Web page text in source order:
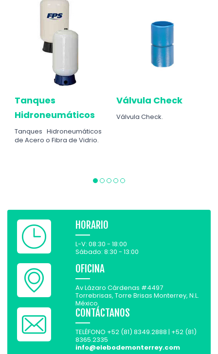
Tanques
Hidroneumáticos
Tanques Hidroneumáticos
de Acero o Fibra de Vidrio.
Válvula Check
Válvula Check.
HORARIO
L-V: 08:30 - 18:00
Sábado: 8:30 - 13:00
OFICINA
Av Lázaro Cárdenas #4497
Torrebrisas, Torre Brisas Monterrey, N.L.
México.
CONTÁCTANOS
TELÉFONO +52 (81) 8349.2888 | +52 (81)
8365.2335
info@elebodemonterrey.com